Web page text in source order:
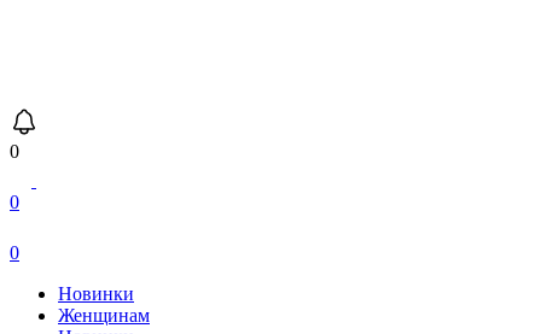
0
0
0
Новинки
Женщинам